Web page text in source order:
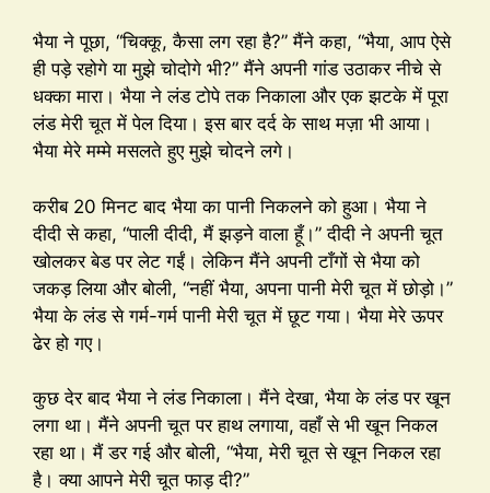
भैया ने पूछा, “चिक्कू, कैसा लग रहा है?” मैंने कहा, “भैया, आप ऐसे
ही पड़े रहोगे या मुझे चोदोगे भी?” मैंने अपनी गांड उठाकर नीचे से
धक्का मारा। भैया ने लंड टोपे तक निकाला और एक झटके में पूरा
लंड मेरी चूत में पेल दिया। इस बार दर्द के साथ मज़ा भी आया।
भैया मेरे मम्मे मसलते हुए मुझे चोदने लगे।
करीब 20 मिनट बाद भैया का पानी निकलने को हुआ। भैया ने
दीदी से कहा, “पाली दीदी, मैं झड़ने वाला हूँ।” दीदी ने अपनी चूत
खोलकर बेड पर लेट गईं। लेकिन मैंने अपनी टाँगों से भैया को
जकड़ लिया और बोली, “नहीं भैया, अपना पानी मेरी चूत में छोड़ो।”
भैया के लंड से गर्म-गर्म पानी मेरी चूत में छूट गया। भैया मेरे ऊपर
ढेर हो गए।
कुछ देर बाद भैया ने लंड निकाला। मैंने देखा, भैया के लंड पर खून
लगा था। मैंने अपनी चूत पर हाथ लगाया, वहाँ से भी खून निकल
रहा था। मैं डर गई और बोली, “भैया, मेरी चूत से खून निकल रहा
है। क्या आपने मेरी चूत फाड़ दी?”